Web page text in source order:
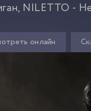
NILETTO - Не
онлайн